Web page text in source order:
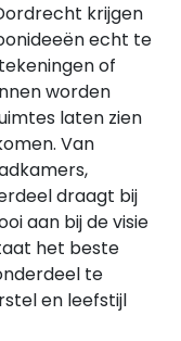
krijgen
echt te
of
worden
laten zien
Van
draagt bij
aan bij de visie
het beste
te
en leefstijl